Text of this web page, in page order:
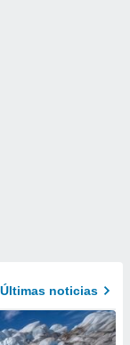
Últimas noticias